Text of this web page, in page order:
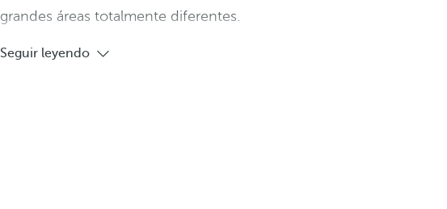
grandes áreas totalmente diferentes.
Seguir leyendo